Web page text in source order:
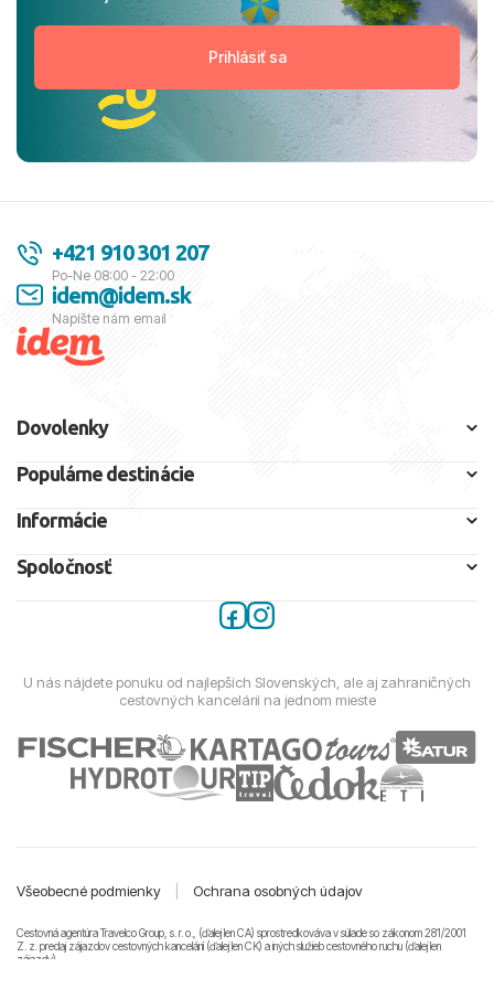
+421 910 301 207
Po-Ne 08:00 - 22:00
idem@idem.sk
Napíšte nám email
Dovolenky
Populárne destinácie
Informácie
Spoločnosť
U nás nájdete ponuku od najlepších Slovenských, ale aj zahraničných
cestovných kancelárií na jednom mieste
Všeobecné podmienky Ochrana osobných údajov
Cestovná agentúra Travelco Group, s. r. o., (ďalej len CA) sprostredkováva v súlade so zákonom 281/2001
Z. z. predaj zájazdov cestovných kancelárii (ďalej len CK) a iných služieb cestovného ruchu (ďalej len
zájazdy).